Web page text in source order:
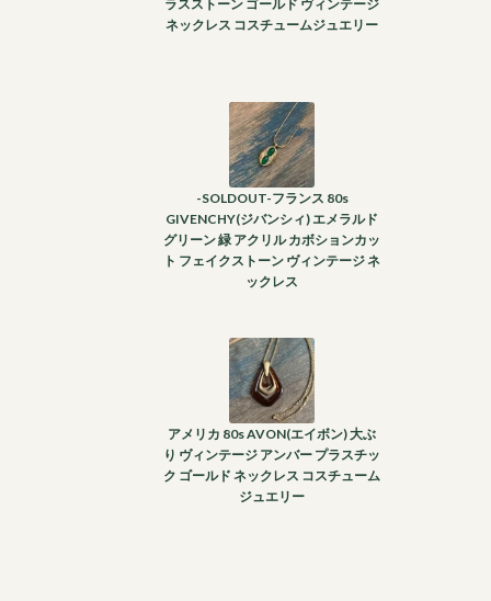
ラスストーン ゴールド ヴィンテージ
ネックレス コスチュームジュエリー
-SOLDOUT-フランス 80s
GIVENCHY(ジバンシィ) エメラルド
グリーン 緑 アクリル カボションカッ
ト フェイクストーン ヴィンテージ ネ
ックレス
アメリカ 80s AVON(エイボン) 大ぶ
り ヴィンテージ アンバー プラスチッ
ク ゴールド ネックレス コスチューム
ジュエリー